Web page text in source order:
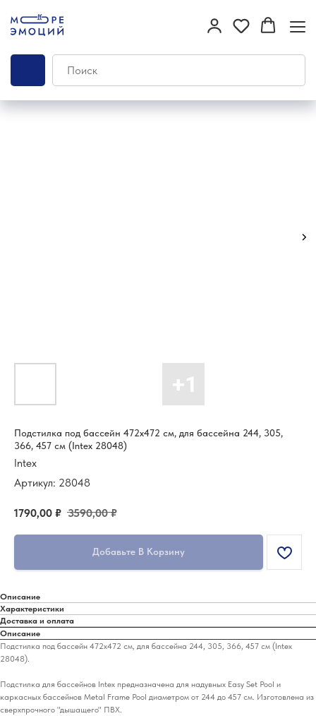
Подстилка под бассейн 472х472 см, для бассейна 244, 305,
366, 457 см (Intex 28048)
Intex
Артикул: 28048
1790,00 ₽ 3590,00 ₽
Добавьте В Корзину
Описание
Характеристики
Доставка и оплата
Описание
Подстилка под бассейн 472х472 см, для бассейна 244, 305, 366, 457 см (Intex
28048).
Подстилка для бассейнов Intex предназначена для надувных Easy Set Pool и
каркасных бассейнов Metal Frame Pool диаметром от 244 до 457 см. Изготовлена из
сверхпрочного "дышащего" ПВХ.